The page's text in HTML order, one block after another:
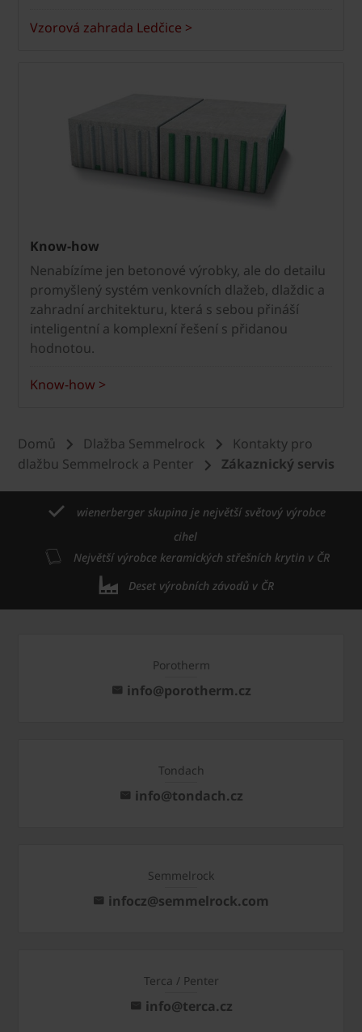
Vzorová zahrada Ledčice >
Know-how
Nenabízíme jen betonové výrobky, ale do detailu
promyšlený systém venkovních dlažeb, dlaždic a
zahradní architekturu, která s sebou přináší
inteligentní a komplexní řešení s přidanou
hodnotou.
Know-how >
Domů Dlažba Semmelrock
Kontakty pro
dlažbu Semmelrock a Penter
Zákaznický servis
wienerberger skupina je největší světový výrobce
cihel
Největší výrobce keramických střešních krytin v ČR
Deset výrobních závodů v ČR
Porotherm
info@porotherm.cz
Tondach
info@tondach.cz
Semmelrock
infocz@semmelrock.com
Terca / Penter
info@terca.cz